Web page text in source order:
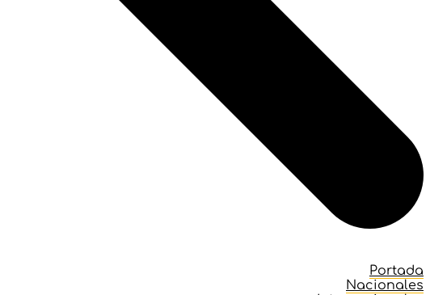
Portada
Nacionales